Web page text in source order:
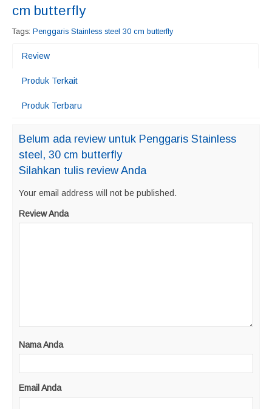
cm butterfly
Tags: Penggaris Stainless steel 30 cm butterfly
Review
Produk Terkait
Produk Terbaru
Belum ada review untuk Penggaris Stainless
steel, 30 cm butterfly
Silahkan tulis review Anda
Your email address will not be published.
Review Anda
Nama Anda
Email Anda